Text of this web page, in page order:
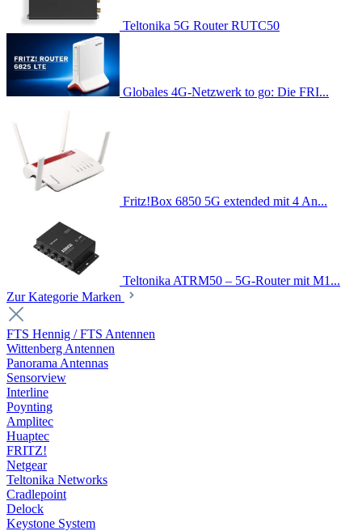
Teltonika 5G Router RUTC50
Globales 4G-Netzwerk to go: Die FRI...
Fritz!Box 6850 5G extended mit 4 An...
Teltonika ATRM50 – 5G-Router mit M1...
Zur Kategorie Marken
FTS Hennig / FTS Antennen
Wittenberg Antennen
Panorama Antennas
Sensorview
Interline
Poynting
Amplitec
Huaptec
FRITZ!
Netgear
Teltonika Networks
Cradlepoint
Delock
Keystone System